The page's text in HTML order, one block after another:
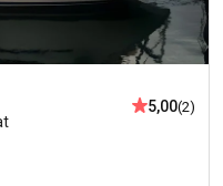
5,00(2)